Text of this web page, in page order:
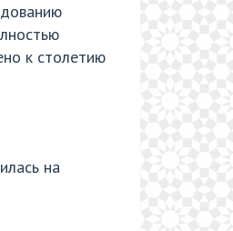
к столетию
на